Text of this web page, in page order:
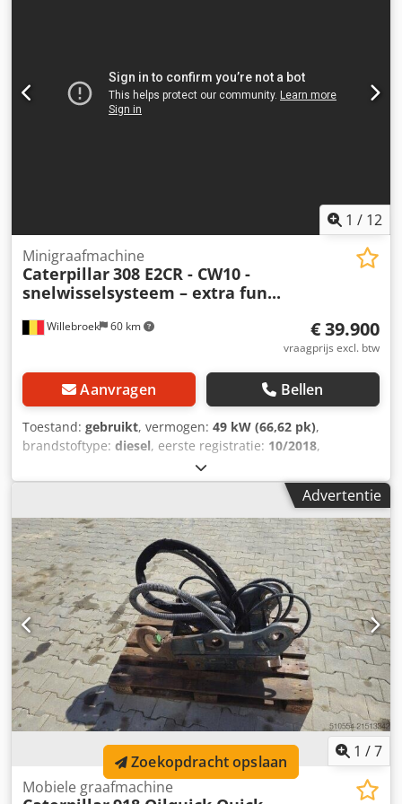
1 / 12
Willebroek 60 km
Minigraafmachine
Caterpillar308 E2CR - CW10 -
snelwisselsysteem – extra fun...
€ 39.900
vraagprijs excl. btw
Aanvragen Bellen
Toestand: gebruikt, vermogen: 49 kW (66,62 pk),
brandstoftype: diesel, eerste registratie: 10/2018,
, bedrijfsturen:
E2CR – CW10 snelwisselsysteem – Extra functie rotatie –
Motor 49,7 kW – Totaalgewicht 8.360 kg – Schild –
Bedrijfsuren 7.900 u = Verdere informatie = Aandrijving:
rups Leeggewicht: 8.360 kg CE-markering: ja
Referentienummer: 85 Serienummer: CAT0308EPFJX11724
Neem contact op met Miguel Cubas voor meer informatie.
= Bedrijfsinformatie = Dwedpfxeyc Emme Abpsa Wij zijn
gevestigd tussen Antwerpen en Brussel langs de A12, nabij
de haven van Antwerpen. Openingstijden: maandag tot en
met vrijdag doorlopend van 8:30 tot 19:00.
Advertentie
1 /7
Mobiele graafmachine
Zoekopdracht opslaan